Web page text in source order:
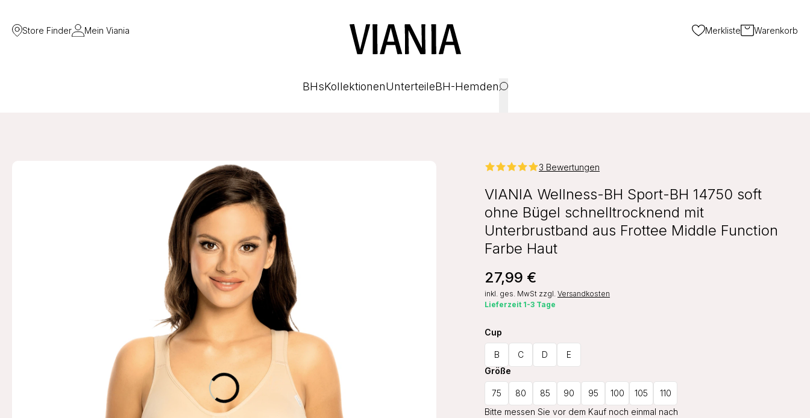
Store Finder Mein Viania Merkliste Warenkorb
BHsKollektionenUnterteileBH-Hemden
3 Bewertungen
VIANIA Wellness-BH Sport-BH 14750 soft
ohne Bügel schnelltrocknend mit
Unterbrustband aus Frottee Middle Function
Farbe Haut
27,99 €
inkl. ges. MwSt zzgl. Versandkosten
Lieferzeit 1-3 Tage
Cup
B C D
E
Größe
75 80 85 90 95 100 105
110
Bitte messen Sie vor dem Kauf noch einmal nach